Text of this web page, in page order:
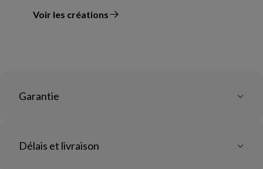
Voir les créations
du designer
Garantie
Délais et livraison